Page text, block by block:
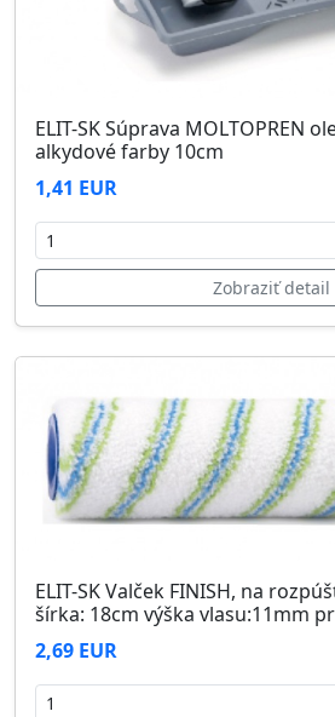
ELIT-SK Súprava MOLTOPREN
alkydové farby 10cm
1,41 EUR
Zobraziť detail
ELIT-SK Valček FINISH, na
šírka: 18cm výška vlasu:11mm
2,69 EUR